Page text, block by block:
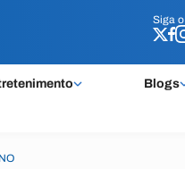
Siga o
Blogs
Siga o